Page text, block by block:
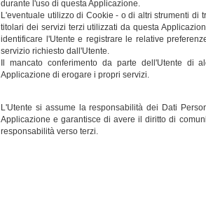
durante l'uso di questa Applicazione.
L'eventuale utilizzo di Cookie - o di altri strumenti di
titolari dei servizi terzi utilizzati da questa
identificare l'Utente e registrare le relative
servizio richiesto dall'Utente.
Il mancato conferimento da parte dell'Utente di
Applicazione di erogare i propri servizi.
L'Utente si assume la responsabilità dei Dati
Applicazione e garantisce di avere il diritto di
responsabilità verso terzi.